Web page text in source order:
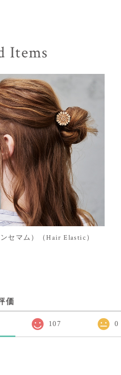
Items
セマム）（Hair Elastic）
価
107 0